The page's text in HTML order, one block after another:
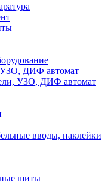
УЗО, ДИФ автомат
УЗО, ДИФ автомат
вводы, наклейки
щиты